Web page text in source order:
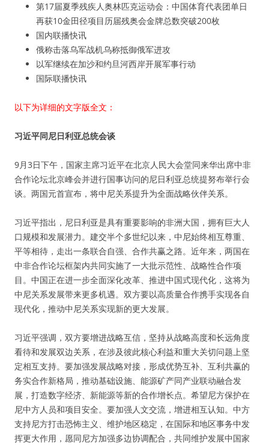
第17届夏季残疾人奥林匹克运动会：中国体育代表团单日
再获10金田径项目历届残奥会金牌总数突破200枚
国内联播快讯
俄称击落乌军战机乌称抵御俄军进攻
以军继续在加沙和约旦河西岸开展军事行动
国际联播快讯
以下为详细的文字版全文：
习近平同尼日利亚总统会谈
9月3日下午，国家主席习近平在北京人民大会堂同来华出席中非
合作论坛北京峰会并进行国事访问的尼日利亚总统提努布举行会
谈。两国元首宣布，将中尼关系提升为全面战略伙伴关系。
习近平指出，尼日利亚是具有重要影响的非洲大国，拥有巨大人
口规模和发展潜力。建交半个多世纪以来，中尼始终相互尊重、
平等相待，走出一条联合自强、合作共赢之路。近年来，两国在
中非合作论坛框架内共同实施了一大批示范性、战略性合作项
目。中国正在进一步全面深化改革、推进中国式现代化，这将为
中尼关系发展带来更多机遇。双方要以高质量合作携手实现各自
现代化，推动中尼关系实现新的更大发展。
习近平强调，双方要增进战略互信，坚持从战略高度和长远角度
看待和发展双边关系，在涉及彼此核心利益和重大关切问题上坚
定相互支持。要加强发展战略对接，形成优势互补、互利共赢的
务实合作新格局，推动基础设施、能源矿产同产业联动融合发
展，打造数字经济、新能源等新的合作增长点。希望尼方保护在
尼中方人员和项目安全。要加强人文交流，增进相互认知。中方
支持尼方打击恐怖主义、维护地区稳定，在国际和地区事务中发
挥更大作用，愿同尼方加强多边协调配合，共同维护发展中国家